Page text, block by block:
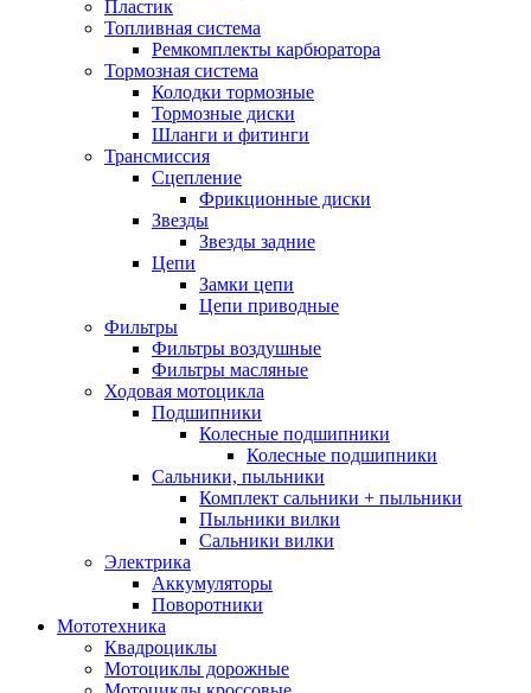
Пластик
Топливная система
Ремкомплекты карбюратора
Тормозная система
Колодки тормозные
Тормозные диски
Шланги и фитинги
Трансмиссия
Cцепление
Фрикционные диски
Звезды
Звезды задние
Цепи
Замки цепи
Цепи приводные
Фильтры
Фильтры воздушные
Фильтры масляные
Ходовая мотоцикла
Подшипники
Колесные подшипники
Колесные подшипники
Сальники, пыльники
Комплект сальники + пыльники
Пыльники вилки
Сальники вилки
Электрика
Аккумуляторы
Поворотники
Мототехника
Квадроциклы
Мотоциклы дорожные